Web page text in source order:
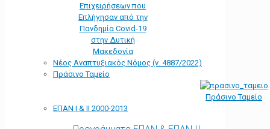
Επιχειρήσεων που
Επλήγησαν από την
Πανδημία Covid-19
στην Δυτική
Μακεδονία
Νέος Αναπτυξιακός Νόμος (ν. 4887/2022)
Πράσινο Ταμείο
Πράσινο Ταμείο
ΕΠΑΝ Ι & ΙΙ 2000-2013